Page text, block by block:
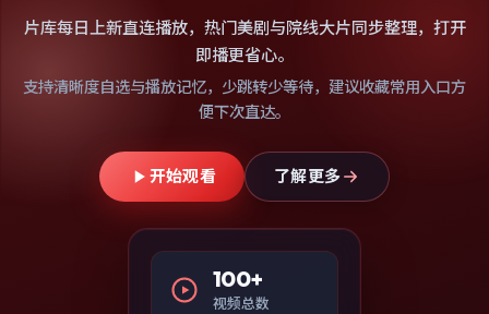
片库每日上新直连播放，热门美剧与院线大片同步整理，打开
即播更省心。
支持清晰度自选与播放记忆，少跳转少等待，建议收藏常用入口方
便下次直达。
开始观看 了解更多
100+
视频总数